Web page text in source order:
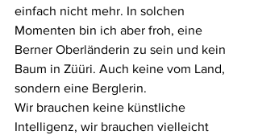
einfach nicht mehr. In solchen
Momenten bin ich aber froh, eine
Berner Oberländerin zu sein und kein
Baum in Züüri. Auch keine vom Land,
sondern eine Berglerin.
Wir brauchen keine künstliche
Intelligenz, wir brauchen vielleicht